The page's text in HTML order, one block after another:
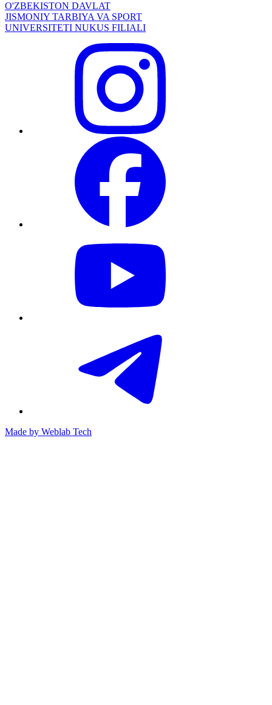
O'ZBEKISTON DAVLAT
JISMONIY TARBIYA VA SPORT
UNIVERSITETI NUKUS FILIALI
Made by Weblab Tech